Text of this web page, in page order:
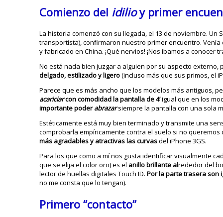
Comienzo del idilioy primer
La historia comenzó con su llegada, el 13 de noviembre. Un
transportista), confirmaron nuestro primer encuentro.
y fabricado en China. ¡Qué nervios! ¡Nos íbamos a conocer
No está nada bien juzgar a alguien por su aspecto externo,
delgado, estilizado y ligero(incluso más que sus primos, el
Parece que es más ancho que los modelos más antiguos,
acariciarcon comodidad la pantalla de 4’igual que en los
importante poderabrazar siempre la pantalla con una sola
Estéticamente está muy bien terminado y transmite una
comprobarla empíricamente contra el suelo si no
más agradables y atractivas las curvasdel iPhone 3GS.
Para los que como a mí nos gusta identificar visualmente
que se elija el color oro) es el anillo brillante alrededor del
lector de huellas digitales Touch ID.Por la parte trasera son
no me consta que lo tengan).
Primero “contacto”